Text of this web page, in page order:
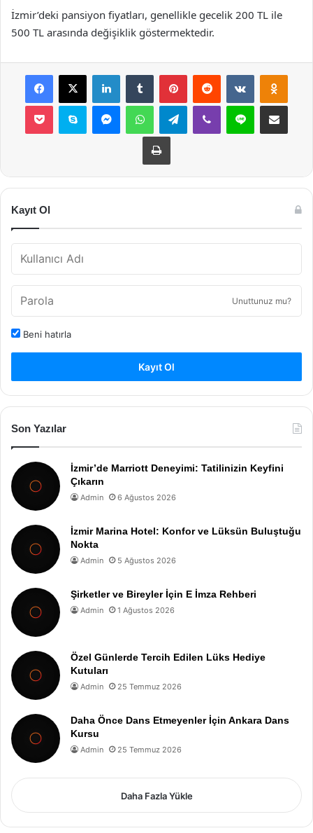
İzmir’deki pansiyon fiyatları, genellikle gecelik 200 TL ile
500 TL arasında değişiklik göstermektedir.
Facebook
X LinkedInTumblr PinterestReddit VKontakte
Pocket Skype MessengerWhatsAppTelegramViber Line E-Posta ile
Yazdır
Kayıt Ol
Unuttunuz mu?
Beni hatırla
Kayıt Ol
Son Yazılar
İzmir’de Marriott Deneyimi: Tatilinizin Keyfini
Çıkarın
Admin 6 Ağustos 2026
İzmir Marina Hotel: Konfor ve Lüksün Buluştuğu
Nokta
Admin 5 Ağustos 2026
Şirketler ve Bireyler İçin E İmza Rehberi
Admin 1 Ağustos 2026
Özel Günlerde Tercih Edilen Lüks Hediye
Kutuları
Admin 25 Temmuz 2026
Daha Önce Dans Etmeyenler İçin Ankara Dans
Kursu
Admin 25 Temmuz 2026
Daha Fazla Yükle